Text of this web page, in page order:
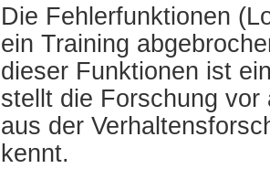
Die Fehlerfunktionen
ein Training
dieser Funktionen ist
stellt die Forschung
aus der
kennt.